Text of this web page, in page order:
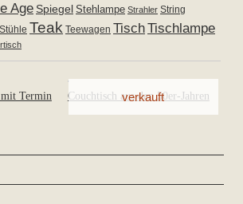
Age Spiegel Stehlampe Strahler String
Stühle Teak Teewagen TischTischlampe
Termin
Couchtisch aus den 50er-Jahren